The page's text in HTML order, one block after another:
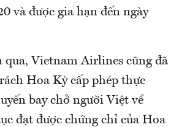
và được gia hạn đến ngày
qua, Vietnam Airlines cũng đã
Hoa Kỳ cấp phép thực
bay chở người Việt về
đạt được chứng chỉ của Hoa